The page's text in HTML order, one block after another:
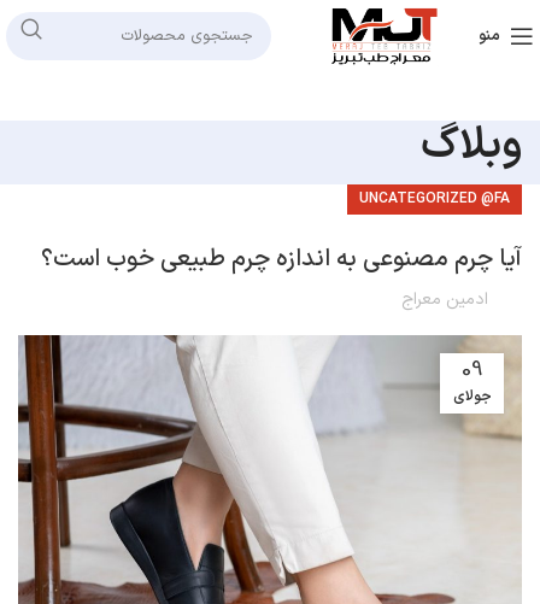
منو
وبلاگ
UNCATEGORIZED @FA
آیا چرم مصنوعی به اندازه چرم طبیعی خوب است؟
ادمین معراج
09
جولای